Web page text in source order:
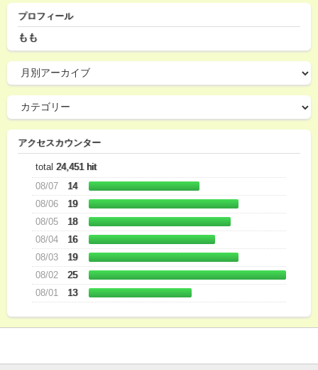
プロフィール
もも
アクセスカウンター
total 24,451 hit
08/07
14
08/06
19
08/05
18
08/04
16
08/03
19
08/02
25
08/01
13